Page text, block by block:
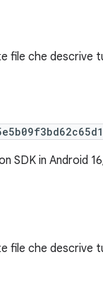
file che descrive
SDK in Android
file che descrive